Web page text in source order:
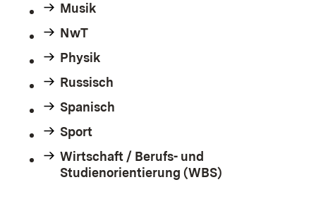
Musik
NwT
Physik
Russisch
Spanisch
Sport
Wirtschaft / Berufs- und
Studienorientierung (WBS)